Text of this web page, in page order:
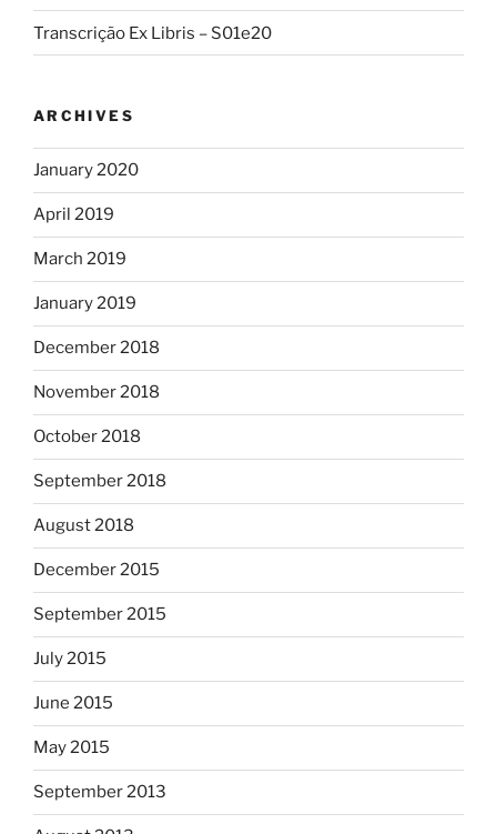
Transcrição Ex Libris – S01e20
ARCHIVES
January 2020
April 2019
March 2019
January 2019
December 2018
November 2018
October 2018
September 2018
August 2018
December 2015
September 2015
July 2015
June 2015
May 2015
September 2013